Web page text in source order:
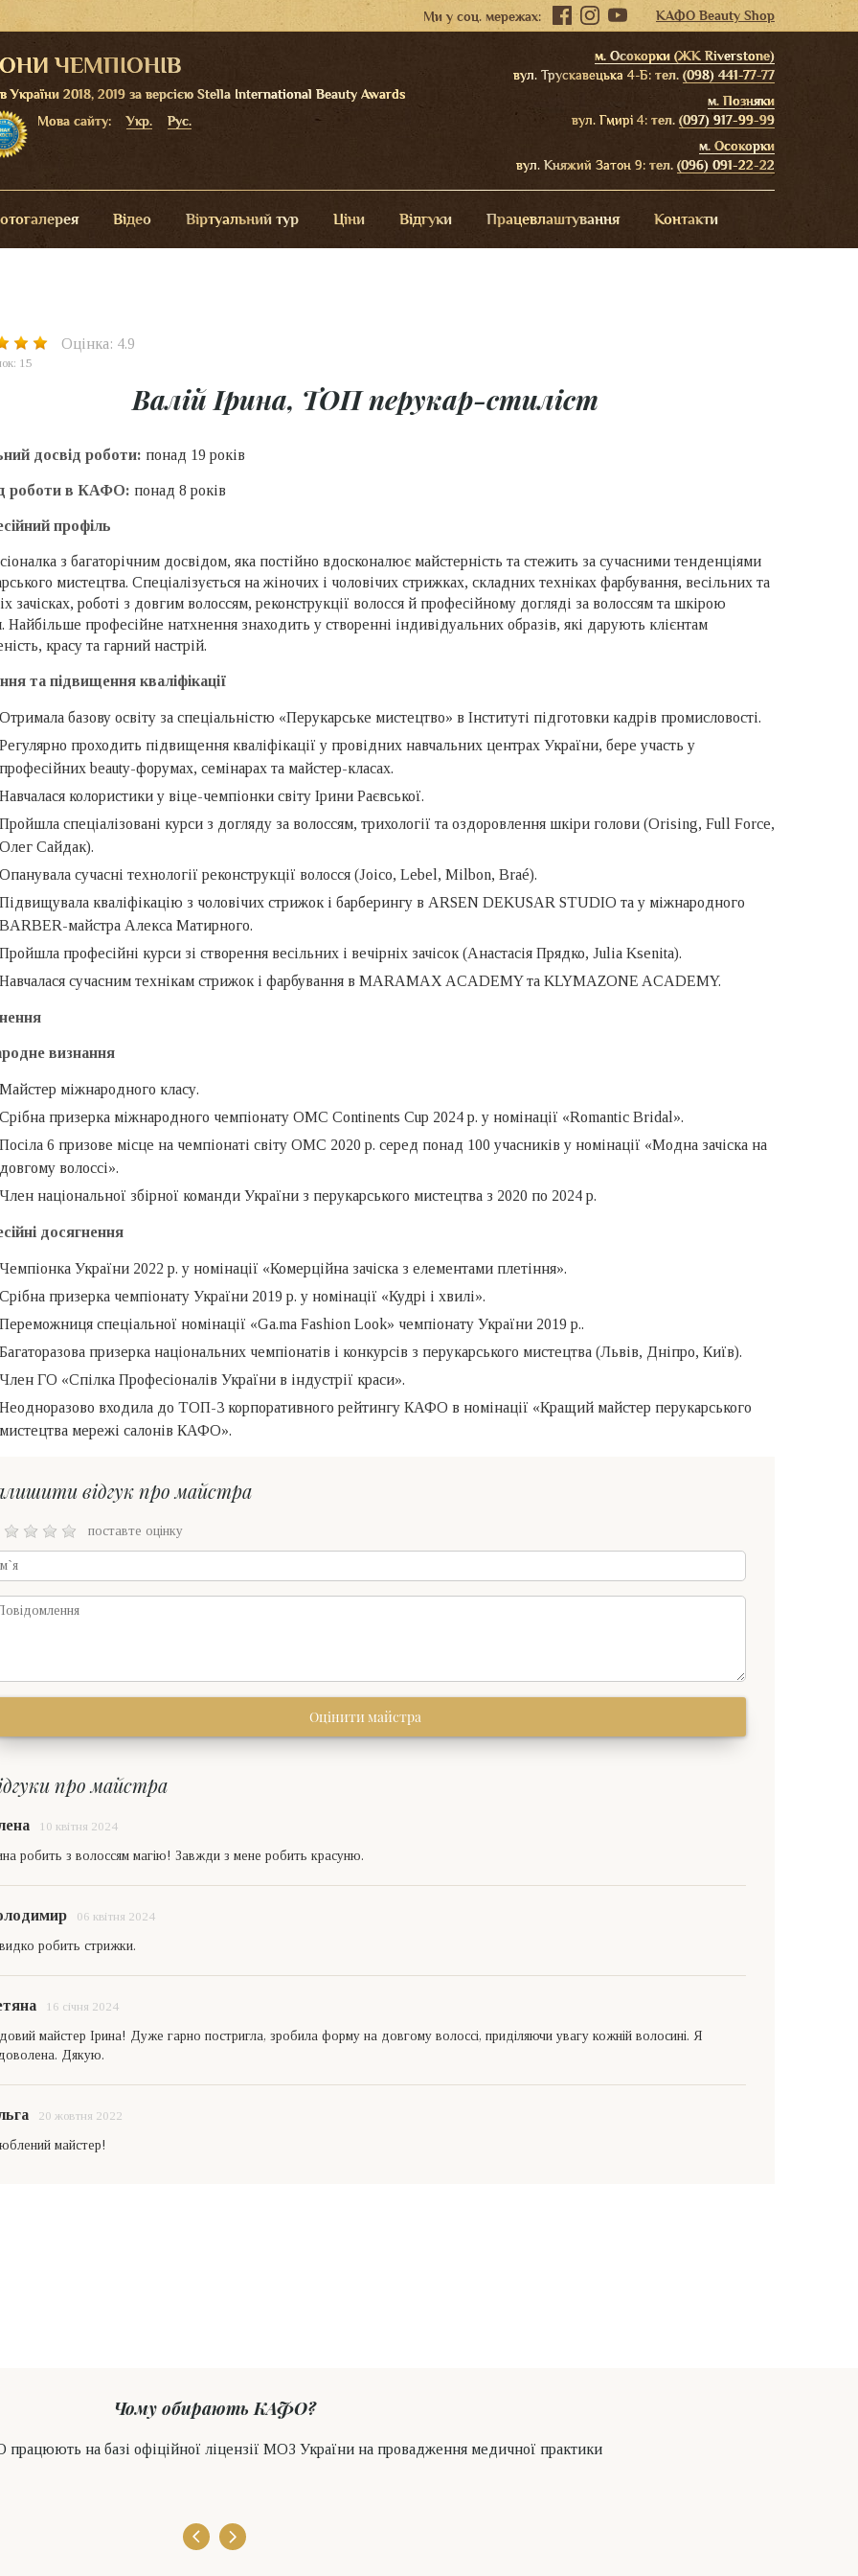
КАФО Beauty Shop
Ми у соц. мережах:
ЧЕМПІОНІВ
України 2018, 2019 за версією Stella International Beauty Awards
Мова сайту:Укр. Рус.
м. Осокорки (ЖК Riverstone)
вул. Трускавецька 4-Б: тел. (098) 441-77-77
м. Позняки
вул. Гмирі 4: тел. (097) 917-99-99
м. Осокорки
вул. Княжий Затон 9: тел. (096) 091-22-22
Відео Віртуальний тур Ціни Відгуки Працевлаштування Контакти
15
Оцінка: 4.9
Валій Ірина, ТОП перукар-стиліст
досвід роботи: понад 19 років
роботи в КАФО: понад 8 років
профіль
з багаторічним досвідом, яка постійно вдосконалює майстерність та стежить за сучасними тенденціями
мистецтва. Спеціалізується на жіночих і чоловічих стрижках, складних техніках фарбування, весільних та
зачісках, роботі з довгим волоссям, реконструкції волосся й професійному догляді за волоссям та шкірою
Найбільше професійне натхнення знаходить у створенні індивідуальних образів, які дарують клієнтам
красу та гарний настрій.
та підвищення кваліфікації
Отримала базову освіту за спеціальністю «Перукарське мистецтво» в Інституті підготовки кадрів промисловості.
Регулярно проходить підвищення кваліфікації у провідних навчальних центрах України, бере участь у
професійних beauty-форумах, семінарах та майстер-класах.
Навчалася колористики у віце-чемпіонки світу Ірини Раєвської.
Пройшла спеціалізовані курси з догляду за волоссям, трихології та оздоровлення шкіри голови (Orising, Full Force,
Олег Сайдак).
Опанувала сучасні технології реконструкції волосся (Joico, Lebel, Milbon, Braé).
Підвищувала кваліфікацію з чоловічих стрижок і барберингу в ARSEN DEKUSAR STUDIO та у міжнародного
BARBER-майстра Алекса Матирного.
Пройшла професійні курси зі створення весільних і вечірніх зачісок (Анастасія Прядко, Julia Ksenita).
Навчалася сучасним технікам стрижок і фарбування в MARAMAX ACADEMY та KLYMAZONE ACADEMY.
визнання
Майстер міжнародного класу.
Срібна призерка міжнародного чемпіонату OMC Continents Cup 2024 р. у номінації «Romantic Bridal».
Посіла 6 призове місце на чемпіонаті світу OMC 2020 р. серед понад 100 учасників у номінації «Модна зачіска на
довгому волоссі».
Член національної збірної команди України з перукарського мистецтва з 2020 по 2024 р.
досягнення
Чемпіонка України 2022 р. у номінації «Комерційна зачіска з елементами плетіння».
Срібна призерка чемпіонату України 2019 р. у номінації «Кудрі і хвилі».
Переможниця спеціальної номінації «Ga.ma Fashion Look» чемпіонату України 2019 р..
Багаторазова призерка національних чемпіонатів і конкурсів з перукарського мистецтва (Львів, Дніпро, Київ).
Член ГО «Спілка Професіоналів України в індустрії краси».
Неодноразово входила до ТОП-3 корпоративного рейтингу КАФО в номінації «Кращий майстер перукарського
мистецтва мережі салонів КАФО».
відгук про майстра
поставте оцінку
Оцінити майстра
про майстра
10 квітня 2024
робить з волоссям магію! Завжди з мене робить красуню.
06 квітня 2024
робить стрижки.
16 січня 2024
майстер Ірина! Дуже гарно постригла, зробила форму на довгому волоссі, приділяючи увагу кожній волосині. Я
Дякую.
20 жовтня 2022
майстер!
Чому обирають КАФО?
на базі офіційної ліцензії МОЗ України на провадження медичної практики